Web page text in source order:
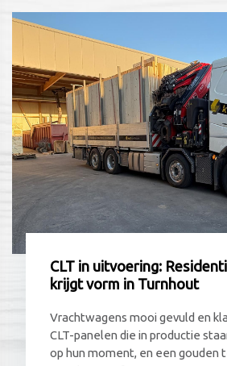
CLT in uitvoering:
krijgt vorm in Turnhout
Vrachtwagens mooi gevuld en
CLT-panelen die in productie
op hun moment, en een gouden